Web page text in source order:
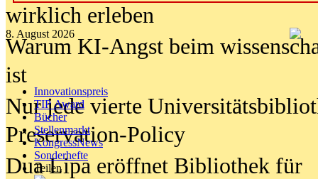
8. August 2026
Innovationspreis
TIP Award
Bücher
Stellenmarkt
KongressNews
Sonderhefte
Teilen
wirklich erleben
Warum KI-Angst beim
ist
Nur jede vierte
Preservation-Policy
Dua Lipa eröffnet Bibliothek für